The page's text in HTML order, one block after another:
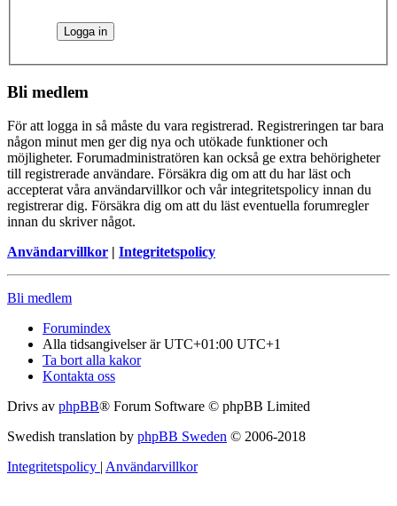
Bli medlem
För att logga in så måste du vara registrerad. Registreringen tar bara
någon minut men ger dig nya och utökade funktioner och
möjligheter. Forumadministratören kan också ge extra behörigheter
till registrerade användare. Försäkra dig om att du har läst och
accepterat våra användarvillkor och vår integritetspolicy innan du
registrerar dig. Försäkra dig om att du läst eventuella forumregler
innan du skriver något.
Användarvillkor | Integritetspolicy
Bli medlem
Forumindex
Alla tidsangivelser är UTC+01:00 UTC+1
Ta bort alla kakor
Kontakta oss
Drivs av phpBB® Forum Software © phpBB Limited
Swedish translation by phpBB Sweden © 2006-2018
Integritetspolicy | Användarvillkor